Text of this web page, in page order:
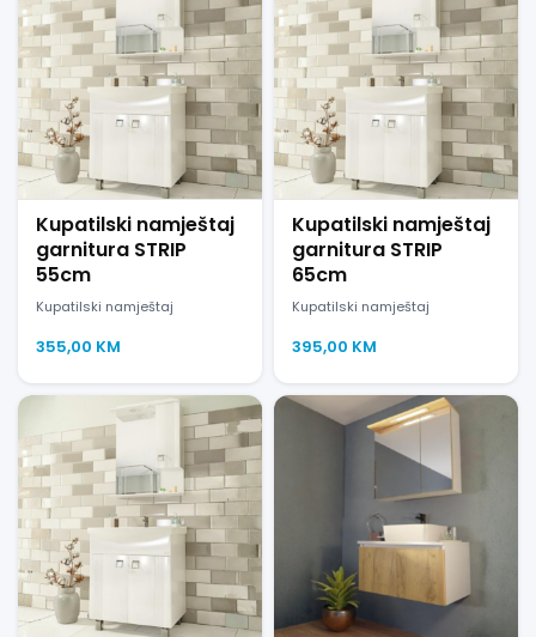
Kupatilski namještaj
garnitura STRIP
55cm
Kupatilski namještaj
355,00 KM
Kupatilski namještaj
garnitura STRIP
65cm
Kupatilski namještaj
395,00 KM